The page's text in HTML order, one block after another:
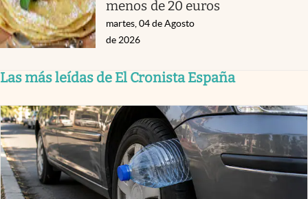
menos de 20 euros
martes, 04 de Agosto
de 2026
Las más leídas de El Cronista España